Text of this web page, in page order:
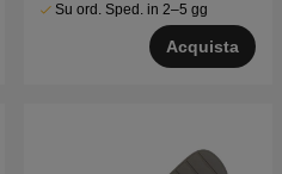
Su ord. Sped. in 2–5 gg
Acquista